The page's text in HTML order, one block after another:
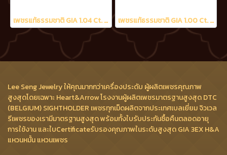
เพชรแท้ธรรมชาติ GIA 1.04 Ct. D/VS2 เพชรแท้ธรรมชาติ GIA 1.00 Ct. D/VS2
Lee Seng Jewelry ให้คุณมากกว่าเครื่องประดับ ผู้ผลิตเพชรคุณภาพ
สูงสุดโดยเฉพาะ Heart&Arrow โรงงานผู้ผลิตเพชรมาตรฐานสูงสุด DTC
(BELGIUM) SIGHTHOLDER เพชรทุกเม็ดผลิตจากประเทศเบลเยี่ยม จิวเวล
รีเพชรของเรามีมาตรฐานสูงสุด พร้อมทั้งใบรับประกันซื้อคืนตลอดอายุ
การใช้งาน และใบCertificateรับรองคุณภาพในระดับสูงสุด GIA 3EX H&A
แหวนหมั้น แหวนเพชร